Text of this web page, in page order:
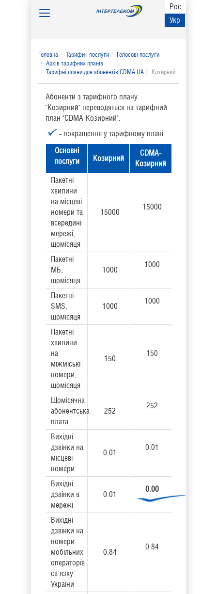
Рос
Укр
Toggle
Головна Тарифи і послуги
Голосові послуги
Архів тарифних планів
Тарифні плани для абонентів CDMA UA
Козирний
Абоненти з тарифного плану
"Козирний" переводяться на тарифний
план "CDMA-Козирний".
- покращення у тарифному планi.
Основнi
послуги
Козирний
CDMA-
Козирний
Пакетні
хвилини
на місцеві
номери та
всередині
мережі,
щомісяця
15000
15000
Пакетні
МБ,
щомісяця
1000
1000
Пакетні
SMS,
щомісяця
1000
1000
Пакетні
хвилини
на
міжміські
номери,
щомісяця
150
150
Щомісячна
абонентська
плата
252
252
Вихідні
дзвінки на
місцеві
номери
0.01
0.01
Вихідні
дзвінки в
мережі
0.01
0.00
Вихідні
дзвінки на
номери
мобільних
операторів
св'язку
України
0.84
0.84